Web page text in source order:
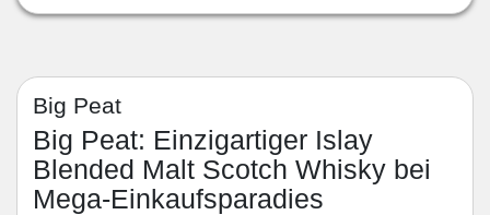
Big Peat
Big Peat: Einzigartiger Islay
Blended Malt Scotch Whisky bei
Mega-Einkaufsparadies